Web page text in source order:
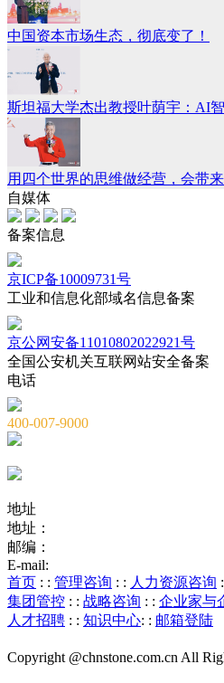
中国资本市场生态，彻底变了！
斯坦福大学杰出教授叶荫宇：AI
用四个世界的思维做经营，会带
自媒体
备案信息
京ICP备10009731号
工业和信息化部域名信息备案
京公网安备11010802022921号
全国公安机关互联网站安全备案
电话
400-007-9000
地址
地址：
邮编：
E-mail:
首页 : : 管理咨询 : : 人力资源咨询
集团管控 : : 战略咨询 : : 企业家与
人才招聘 : : 知识中心: : 邮箱登陆
Copyright @chnstone.com.cn All